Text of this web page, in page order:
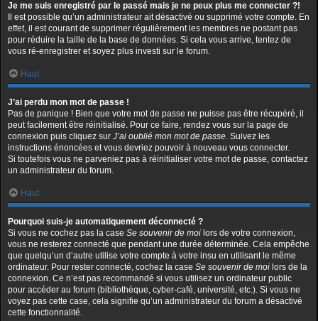
Je me suis enregistré par le passé mais je ne peux plus me connecter ?!
Il est possible qu’un administrateur ait désactivé ou supprimé votre compte. En
effet, il est courant de supprimer régulièrement les membres ne postant pas
pour réduire la taille de la base de données. Si cela vous arrive, tentez de
vous ré-enregistrer et soyez plus investi sur le forum.
Haut
J’ai perdu mon mot de passe !
Pas de panique ! Bien que votre mot de passe ne puisse pas être récupéré, il
peut facilement être réinitialisé. Pour ce faire, rendez vous sur la page de
connexion puis cliquez sur J’ai oublié mon mot de passe. Suivez les
instructions énoncées et vous devriez pouvoir à nouveau vous connecter.
Si toutefois vous ne parveniez pas à réinitialiser votre mot de passe, contactez
un administrateur du forum.
Haut
Pourquoi suis-je automatiquement déconnecté ?
Si vous ne cochez pas la case Se souvenir de moi lors de votre connexion,
vous ne resterez connecté que pendant une durée déterminée. Cela empêche
que quelqu’un d’autre utilise votre compte à votre insu en utilisant le même
ordinateur. Pour rester connecté, cochez la case Se souvenir de moi lors de la
connexion. Ce n’est pas recommandé si vous utilisez un ordinateur public
pour accéder au forum (bibliothèque, cyber-café, université, etc.). Si vous ne
voyez pas cette case, cela signifie qu’un administrateur du forum a désactivé
cette fonctionnalité.